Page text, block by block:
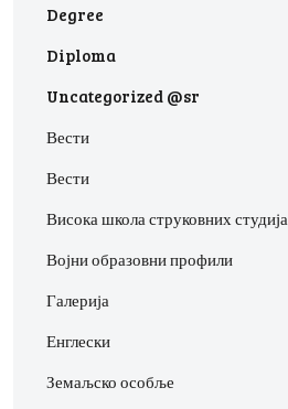
Degree
Diploma
Uncategorized @sr
Вести
Вести
Висока школа струковних студија
Војни образовни профили
Галерија
Енглески
Земаљско особље